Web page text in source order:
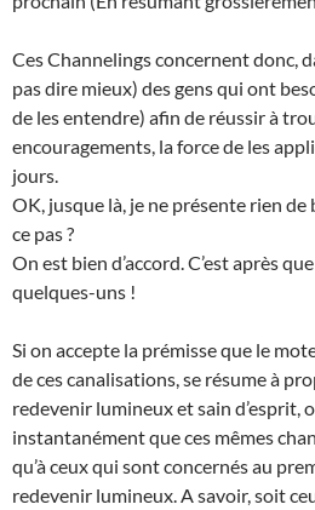
Ces Channelings concernent donc,
pas dire mieux) des gens qui ont
de les entendre) afin de réussir à
encouragements, la force de les
jours.
OK, jusque là, je ne présente rien de
ce pas ?
On est bien d’accord. C’est après
quelques-uns !
Si on accepte la prémisse que le
de ces canalisations, se résume à
redevenir lumineux et sain d’esprit,
instantanément que ces mêmes
qu’à ceux qui sont concernés au
redevenir lumineux. A savoir, soit